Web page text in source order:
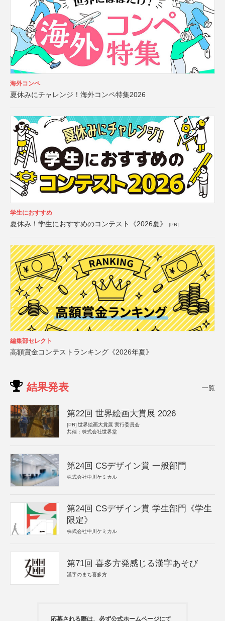
海外コンペ
夏休みにチャレンジ！海外コンペ特集2026
学生におすすめ
夏休み！学生におすすめのコンテスト《2026夏》 [PR]
編集部セレクト
高額賞金コンテストランキング《2026年夏》
結果発表 一覧
第22回 世界絵画大賞展 2026
[PR] 世界絵画大賞展 実行委員会
共催：株式会社世界堂
第24回 CSデザイン賞 一般部門
株式会社中川ケミカル
第24回 CSデザイン賞 学生部門《学生
限定》
株式会社中川ケミカル
第71回 喜多方発感じる漢字あそび
漢字のまち喜多方
応募される際は、必ず公式ホームページにて